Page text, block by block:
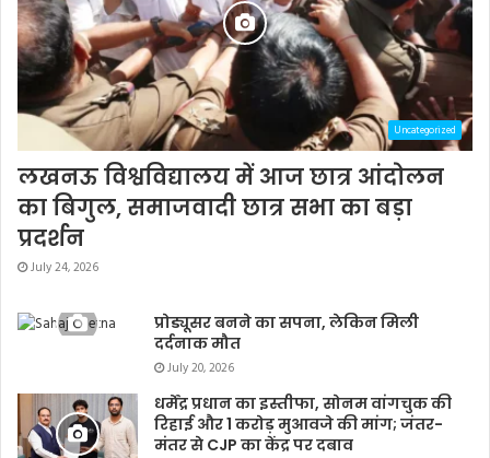
Uncategorized
लखनऊ विश्वविद्यालय में आज छात्र आंदोलन
का बिगुल, समाजवादी छात्र सभा का बड़ा
प्रदर्शन
July 24, 2026
प्रोड्यूसर बनने का सपना, लेकिन मिली
दर्दनाक मौत
July 20, 2026
धर्मेंद्र प्रधान का इस्तीफा, सोनम वांगचुक की
रिहाई और 1 करोड़ मुआवजे की मांग; जंतर-
मंतर से CJP का केंद्र पर दबाव